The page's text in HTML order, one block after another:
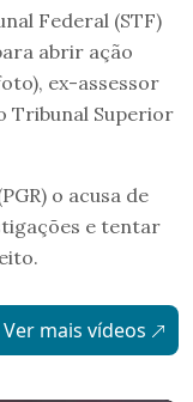
Federal (STF)
abrir ação
ex-assessor
Tribunal Superior
o acusa de
e tentar
Ver mais vídeos